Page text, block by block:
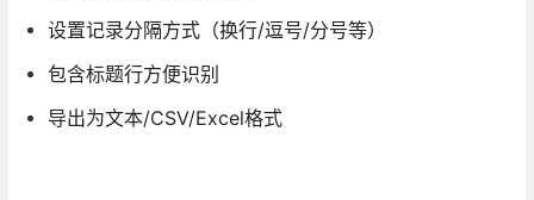
设置记录分隔方式（换行/逗号/分号等）
包含标题行方便识别
导出为文本/CSV/Excel格式